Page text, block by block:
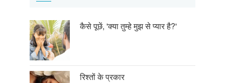
कैसे पूछें, 'क्या तुम्हे मुझ से प्यार है?'
रिश्तों के प्रकार